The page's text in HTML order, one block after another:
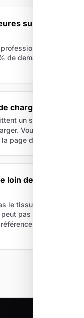
sur
de demandes
chargement
un site qui
Vous
page d'accueil.
loin de votre
le tissu
pas